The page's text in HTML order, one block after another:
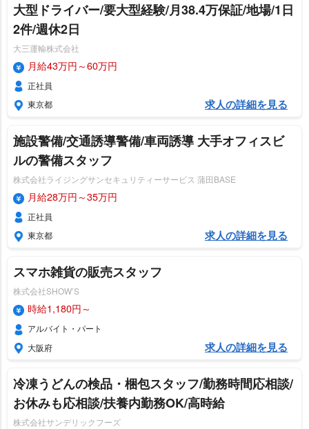
大型ドライバー/要大型経験/月38.4万保証/地場/1日
2件/週休2日
大三運輸株式会社
月給43万円～60万円
正社員
東京都
求人の詳細を見る
施設警備/交通誘導警備/車両誘導 大手オフィスビ
ルの警備スタッフ
株式会社ライジングサンセキュリティーサービス 蒲田BASE
月給28万円～35万円
正社員
東京都
求人の詳細を見る
スマホ雑貨の販売スタッフ
株式会社SHOW’S
時給1,180円～
アルバイト・パート
大阪府
求人の詳細を見る
冷凍うどんの検品・梱包スタッフ/勤務時間応相談/
お休みも応相談/扶養内勤務OK/高時給
株式会社サンデリックフーズ